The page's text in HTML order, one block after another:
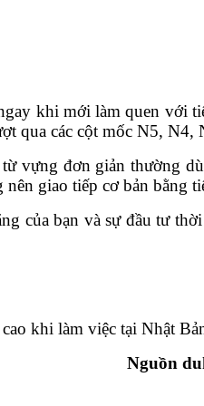
khi mới làm quen với
qua các cột mốc N5, N4,
vựng đơn giản thường
giao tiếp cơ bản bằng
của bạn và sự đầu tư
khi làm việc tại Nhật
Nguồn